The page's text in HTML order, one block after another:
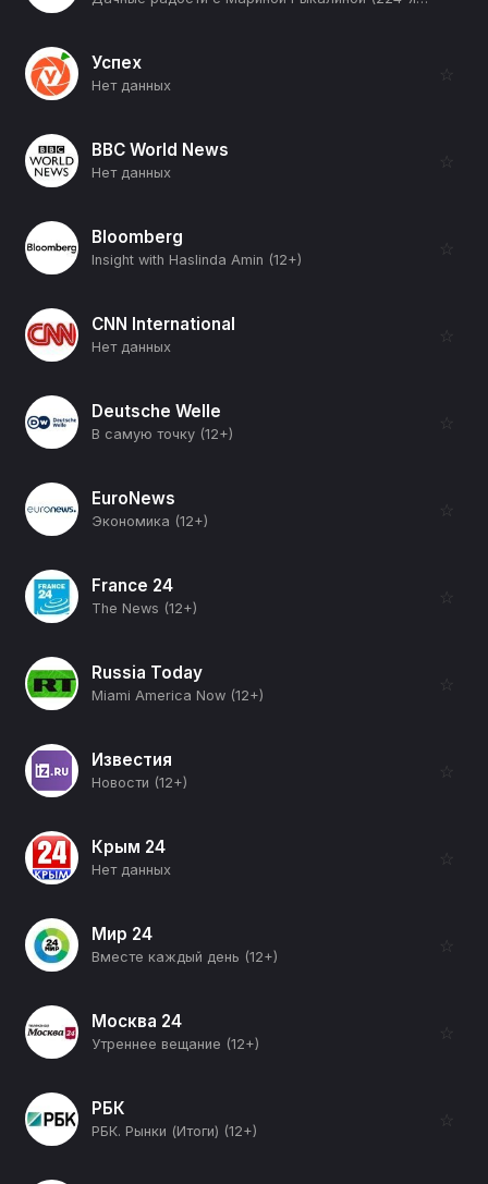
Успех
Нет данных
☆
BBC World News
Нет данных
☆
Bloomberg
Insight with Haslinda Amin (12+)
☆
CNN International
Нет данных
☆
Deutsche Welle
В самую точку (12+)
☆
EuroNews
Экономика (12+)
☆
France 24
The News (12+)
☆
Russia Today
Miami America Now (12+)
☆
Известия
Новости (12+)
☆
Крым 24
Нет данных
☆
Мир 24
Вместе каждый день (12+)
☆
Москва 24
Утреннее вещание (12+)
☆
РБК
РБК. Рынки (Итоги) (12+)
☆